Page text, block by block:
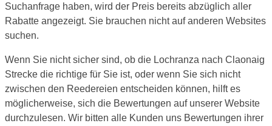
Suchanfrage haben, wird der Preis bereits abzüglich aller
Rabatte angezeigt. Sie brauchen nicht auf anderen Websites
suchen.
Wenn Sie nicht sicher sind, ob die Lochranza nach Claonaig
Strecke die richtige für Sie ist, oder wenn Sie sich nicht
zwischen den Reedereien entscheiden können, hilft es
möglicherweise, sich die Bewertungen auf unserer Website
durchzulesen. Wir bitten alle Kunden uns Bewertungen ihrer